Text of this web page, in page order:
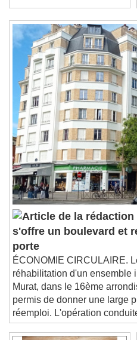
Seek to live, currently
Remaining Time-0:00
1x
Playback Rate
Chapters
Chapters
Descriptions
descriptions off,
Subtitles
subtitles settings,
settings dialog
subtitles off,
Audio Track
Picture-in-Picture
This is a modal window.
and close the window.
Text
Color Opacity
Text
s'offre un boulevard et
porte
ÉCONOMIE CIRCULAIRE.
réhabilitation d'un ensemble
Murat, dans le 16ème
permis de donner une large
réemploi. L'opération